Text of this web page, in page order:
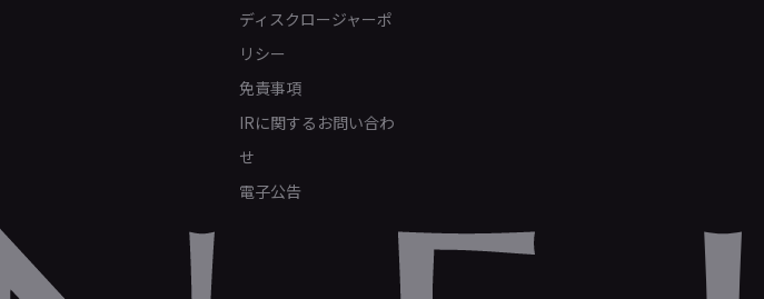
ディスクロージャーポ
リシー
免責事項
IRに関するお問い合わ
せ
電子公告